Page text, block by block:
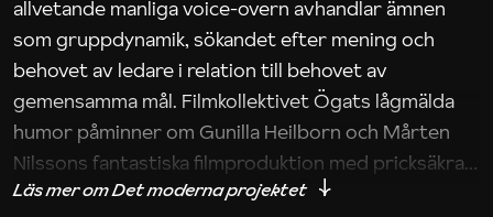
allvetande manliga voice-overn avhandlar ämnen
som gruppdynamik, sökandet efter mening och
behovet av ledare i relation till behovet av
gemensamma mål. Filmkollektivet Ögats lågmälda
humor påminner om Gunilla Heilborn och Mårten
Nilssons fantastiska filmproduktion med pricksäkra
iakttagelser om hur svårt det kan vara att omsätta